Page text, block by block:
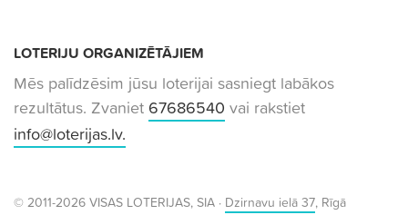
LOTERIJU ORGANIZĒTĀJIEM
Mēs palīdzēsim jūsu loterijai sasniegt labākos
rezultātus. Zvaniet 67686540 vai rakstiet
info@loterijas.lv.
© 2011-2026 VISAS LOTERIJAS, SIA · Dzirnavu ielā 37, Rīgā